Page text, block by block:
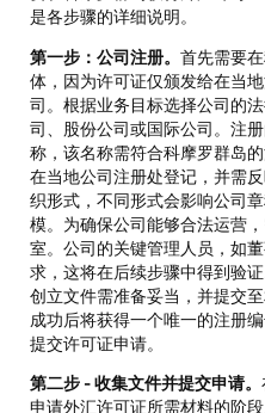
是各步骤的详细说明。
第一步：公司注册。首先需要
体，因为许可证仅颁发给在当
司。根据业务目标选择公司的
司、股份公司或国际公司。注
称，该名称需符合科摩罗群岛
在当地公司注册处登记，并需
织形式，不同形式会影响公司
模。为确保公司能够合法运营
室。公司的关键管理人员，如
求，这将在后续步骤中得到验
创立文件需准备妥当，并提交
成功后将获得一个唯一的注册
提交许可证申请。
第二步 - 收集文件并提交申请。
申请外汇许可证所需材料的阶